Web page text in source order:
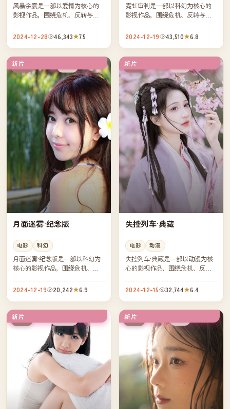
风暴余震是一部以爱情为核心的
影视作品，围绕危机、反转与人
得推荐观看。
2024-12-28 46,343 7.5
霓虹审判是一部以科幻为核心的
影视作品，围绕危机、反转与人
得推荐观看。
2024-12-19 43,510 6.8
新片
中国
月面迷雾·纪念版
电影 科幻
月面迷雾·纪念版是一部以科幻为
核心的影视作品，围绕危机、反
凑，值得推荐观看。
2024-12-19 20,242 6.9
新片
中国
失控列车·典藏
电影 动漫
失控列车·典藏是一部以动漫为核
心的影视作品，围绕危机、反转
凑，值得推荐观看。
2024-12-15 32,744 6.4
新片
美国 新片
中国